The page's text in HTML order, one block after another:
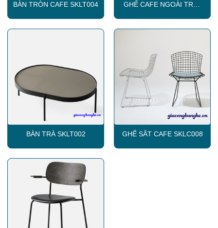
BÀN TRÒN CAFE SKLT004
GHẾ CAFE NGOÀI TRỜI
BÀN TRÀ SKLT002 GHẾ SẮT CAFE SKLC008